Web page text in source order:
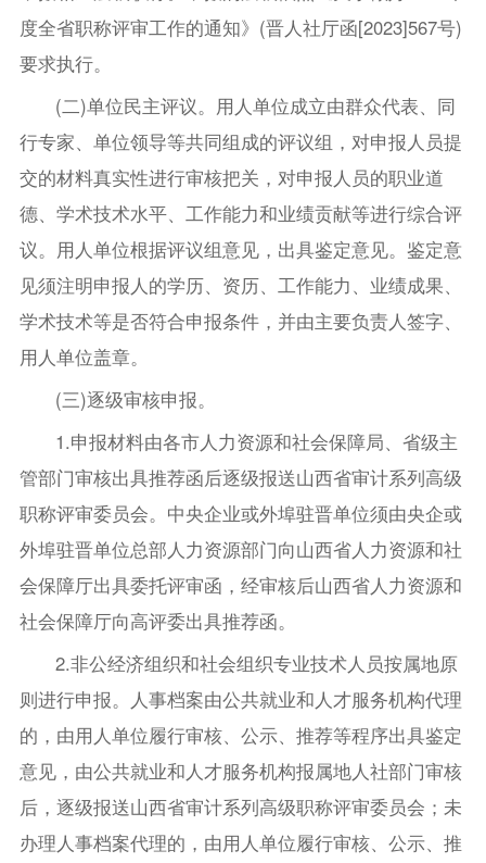
度全省职称评审工作的通知》(晋人社厅函[2023]567号)
要求执行。
(二)单位民主评议。用人单位成立由群众代表、同
行专家、单位领导等共同组成的评议组，对申报人员提
交的材料真实性进行审核把关，对申报人员的职业道
德、学术技术水平、工作能力和业绩贡献等进行综合评
议。用人单位根据评议组意见，出具鉴定意见。鉴定意
见须注明申报人的学历、资历、工作能力、业绩成果、
学术技术等是否符合申报条件，并由主要负责人签字、
用人单位盖章。
(三)逐级审核申报。
1.申报材料由各市人力资源和社会保障局、省级主
管部门审核出具推荐函后逐级报送山西省审计系列高级
职称评审委员会。中央企业或外埠驻晋单位须由央企或
外埠驻晋单位总部人力资源部门向山西省人力资源和社
会保障厅出具委托评审函，经审核后山西省人力资源和
社会保障厅向高评委出具推荐函。
2.非公经济组织和社会组织专业技术人员按属地原
则进行申报。人事档案由公共就业和人才服务机构代理
的，由用人单位履行审核、公示、推荐等程序出具鉴定
意见，由公共就业和人才服务机构报属地人社部门审核
后，逐级报送山西省审计系列高级职称评审委员会；未
办理人事档案代理的，由用人单位履行审核、公示、推